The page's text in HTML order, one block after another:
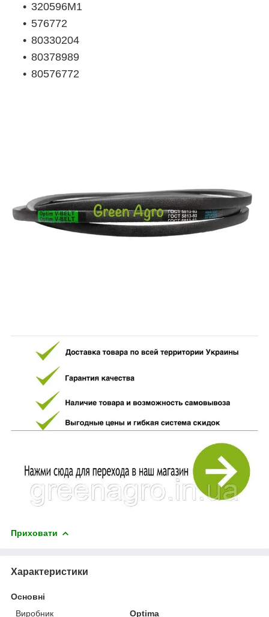
320596M1
576772
80330204
80378989
80576772
Приховати
Характеристики
Основні
Виробник
Optima